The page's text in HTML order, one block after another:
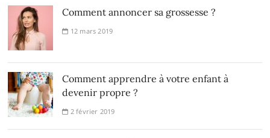
Comment annoncer sa grossesse ?
12 mars 2019
Comment apprendre à votre enfant à
devenir propre ?
2 février 2019